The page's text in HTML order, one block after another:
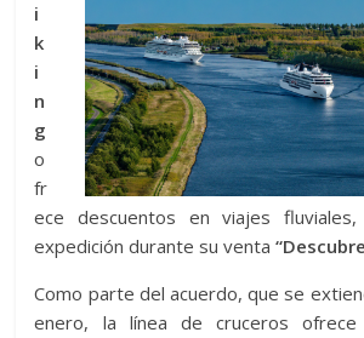
i
k
i
n
g
o
fr
ece descuentos en viajes
expedición durante su venta
Como parte del acuerdo, que se
enero, la línea de cruceros ofrece